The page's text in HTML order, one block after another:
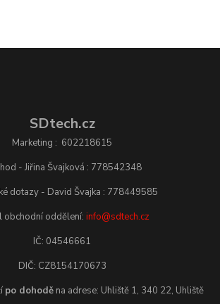
SDtech.cz
Marketing : 602218615
- Jiřina Švajková : 778542348
dotazy - David Švajka : 778449585
obchodní oddělení: info@sdtech.cz
IČ: 04546661
DIČ: CZ8154170673
po dohodě na adrese: Uhliště 1, 340 22, Uhliště